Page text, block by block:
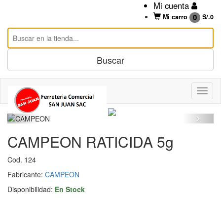
Mi cuenta
Mi carro 0 S/.0
CAMPEON RATICIDA 5g
Cod. 124
Fabricante: CAMPEON
Disponibilidad: En Stock